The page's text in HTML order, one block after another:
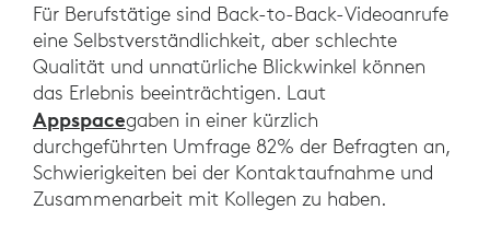
Für Berufstätige sind Back-to-Back-Videoanrufe
eine Selbstverständlichkeit, aber schlechte
Qualität und unnatürliche Blickwinkel können
das Erlebnis beeinträchtigen. Laut
Appspacegaben in einer kürzlich
durchgeführten Umfrage 82% der Befragten an,
Schwierigkeiten bei der Kontaktaufnahme und
Zusammenarbeit mit Kollegen zu haben.